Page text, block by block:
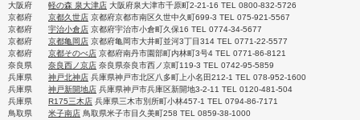
大阪府
軽の森 泉大津店 大阪府泉大津市千原町2-21-16 TEL 0800-832-5726
京都府
京都久世店 京都府京都市南区久世中久町699-3 TEL 075-921-5567
京都府
宇治小倉店 京都府宇治市小倉町久保16 TEL 0774-34-5677
京都府
京都亀岡店 京都府亀岡市大井町並河3丁目314 TEL 0771-22-5577
京都府
京都そのべ店 京都府南丹市園部町内林町3号4 TEL 0771-86-8121
奈良県
奈良西ノ京店 奈良県奈良市西ノ京町119-3 TEL 0742-95-5859
兵庫県
神戸北神店 兵庫県神戸市北区八多町上小名田212-1 TEL 078-952-1600
兵庫県
神戸新開地店 兵庫県神戸市兵庫区新開地3-2-11 TEL 0120-481-504
兵庫県
R175三木店 兵庫県三木市別所町小林457-1 TEL 0794-86-7171
鳥取県
米子南店 鳥取県米子市目久美町258 TEL 0859-38-1000